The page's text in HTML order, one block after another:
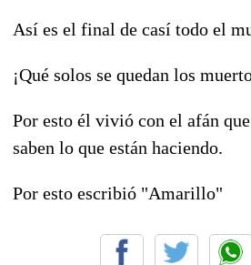
Así es el final de casí todo el
¡Qué solos se quedan los
Por esto él vivió con el afán
saben lo que están haciendo.
Por esto escribió "Amarillo"